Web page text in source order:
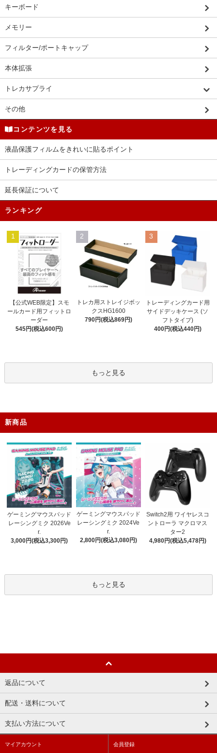
キーボード
メモリー
フィルター/ポートキャップ
本体拡張
トレカサプライ
その他
コンテンツを見る
液晶保護フィルムをきれいに貼るポイント
トレーディングカードの保管方法
延長保証について
ランキング
1
【公式WEB限定】スモ
ールカード用フィットロ
ーダー
545円(税込600円)
2
トレカ用ストレイジボッ
クスHG1600
790円(税込869円)
3
トレーディングカード用
サイドデッキケース (ソ
フトタイプ)
400円(税込440円)
もっと見る
新商品
ゲーミングマウスパッド
レーシングミク 2026Ve
r.
3,000円(税込3,300円)
ゲーミングマウスパッド
レーシングミク 2024Ve
r.
2,800円(税込3,080円)
Switch2用 ワイヤレスコ
ントローラ マクロマス
ター2
4,980円(税込5,478円)
もっと見る
返品について
配送・送料について
支払い方法について
マイアカウント 会員登録